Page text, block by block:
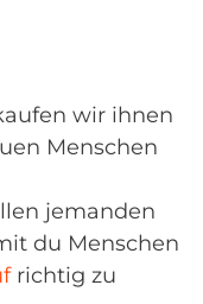
wir ihnen
Menschen
jemanden
du Menschen
richtig zu